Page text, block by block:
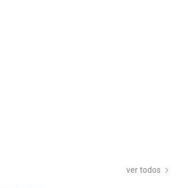
ver todos